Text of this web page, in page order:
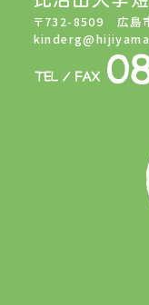
〒732-8509 広島